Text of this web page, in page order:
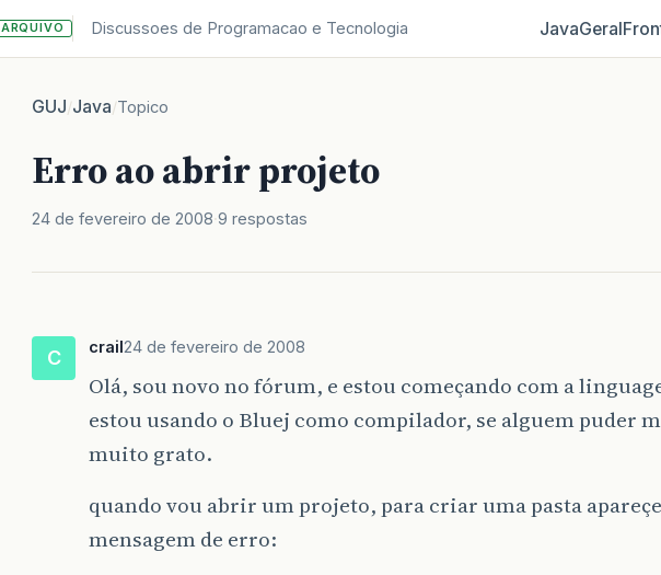
ARQUIVO Discussoes de Programacao e Tecnologia JavaGeral
GUJ/Java/Topico
Erro ao abrir projeto
24 de fevereiro de 2008 9 respostas
C crail24 de fevereiro de 2008
Olá, sou novo no fórum, e estou começando com a
estou usando o Bluej como compilador, se alguem puder
muito grato.
quando vou abrir um projeto, para criar uma pasta
mensagem de erro: